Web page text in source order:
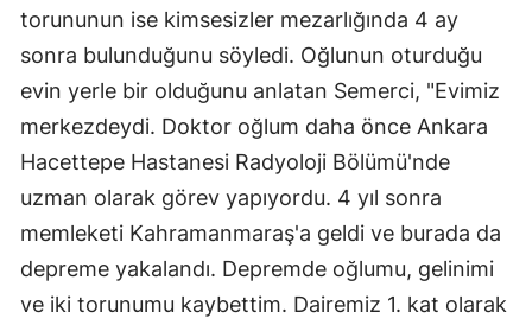
torununun ise kimsesizler mezarlığında 4 ay
sonra bulunduğunu söyledi. Oğlunun oturduğu
evin yerle bir olduğunu anlatan Semerci, "Evimiz
merkezdeydi. Doktor oğlum daha önce Ankara
Hacettepe Hastanesi Radyoloji Bölümü'nde
uzman olarak görev yapıyordu. 4 yıl sonra
memleketi Kahramanmaraş'a geldi ve burada da
depreme yakalandı. Depremde oğlumu, gelinimi
ve iki torunumu kaybettim. Dairemiz 1. kat olarak